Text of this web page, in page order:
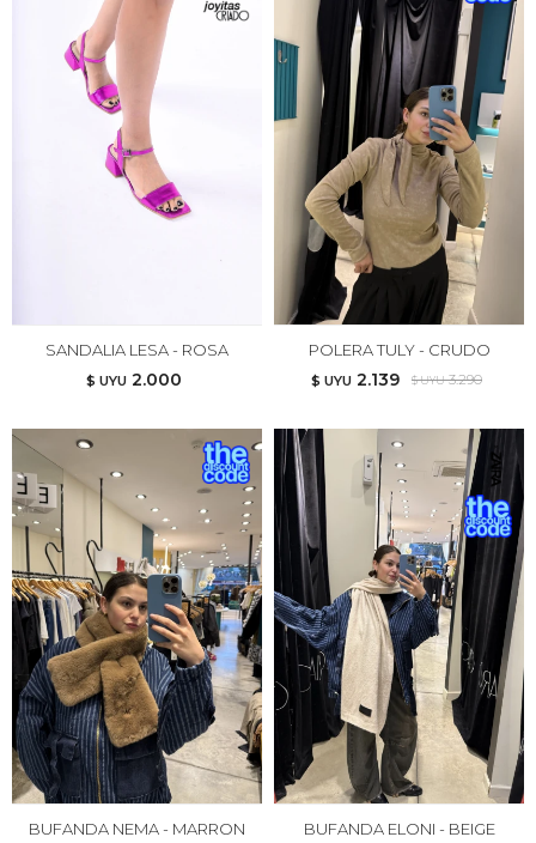
SANDALIA LESA - ROSA
$ UYU 2.000
POLERA TULY - CRUDO
$ UYU 2.139 $ UYU 3.290
BUFANDA NEMA - MARRON BUFANDA ELONI - BEIGE